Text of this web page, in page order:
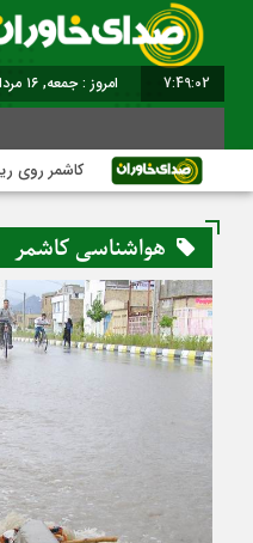
7:49:03 امروز : جمعه, ۱۶ مرداد , ۱۴۰۵
کاشمر روی
هواشناسی کاشمر